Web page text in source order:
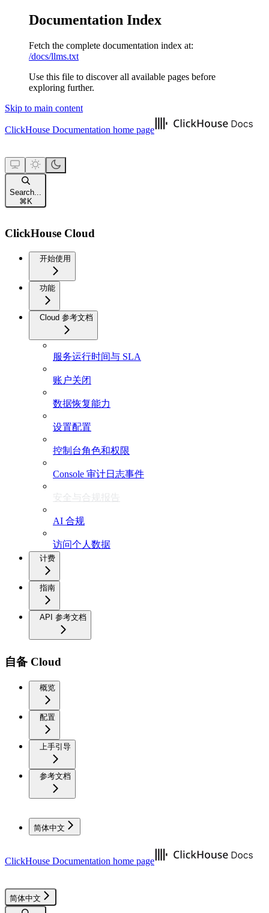
Documentation Index
Fetch the complete documentation index at:
/docs/llms.txt
Use this file to discover all available pages before
exploring further.
Skip to main content
ClickHouse Documentation home page
Search...
⌘ K
ClickHouse Cloud
开始使用
功能
Cloud 参考文档
服务运行时间与 SLA
账户关闭
数据恢复能力
设置配置
控制台角色和权限
Console 审计日志事件
安全与合规报告
AI 合规
访问个人数据
计费
指南
API 参考文档
自备 Cloud
概览
配置
上手引导
参考文档
简体中文
ClickHouse Documentation home page
简体中文